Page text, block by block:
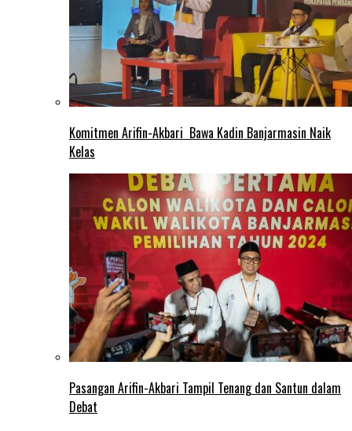
Komitmen Arifin-Akbari Bawa Kadin Banjarmasin Naik
Kelas
Pasangan Arifin-Akbari Tampil Tenang dan Santun dalam
Debat